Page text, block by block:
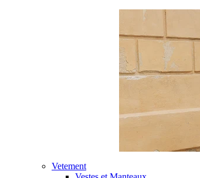
Vetement